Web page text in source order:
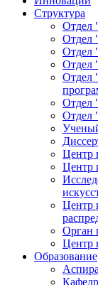
Структура
Отдел
Отдел
Отдел
Отдел
Отдел
Отдел
Отдел
Центр
Центр
Центр
Орган
Центр
Образование